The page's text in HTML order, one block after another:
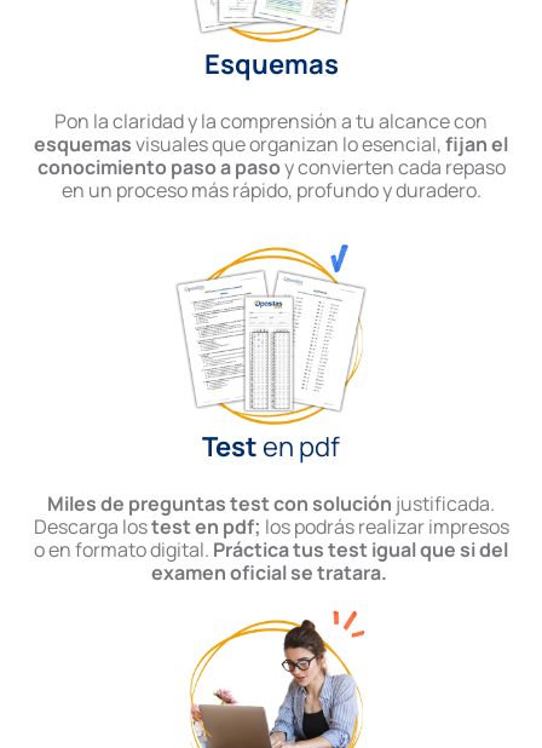
Esquemas
Pon la claridad y la comprensión a tu alcance con
esquemasvisuales que organizan lo esencial,fijan el
conocimiento paso a pasoy convierten cada repaso
en un proceso más rápido, profundo y duradero.
Test en pdf
Miles de preguntas test con solución justificada.
Descarga lostest en pdf; los podrás realizar impresos
o en formato digital. Práctica tus test igual que si del
examen oficial se tratara.